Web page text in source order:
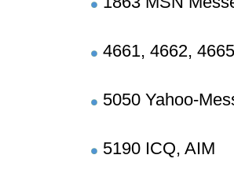
4661, 4662,
5050 Yahoo-
5190 ICQ, AIM